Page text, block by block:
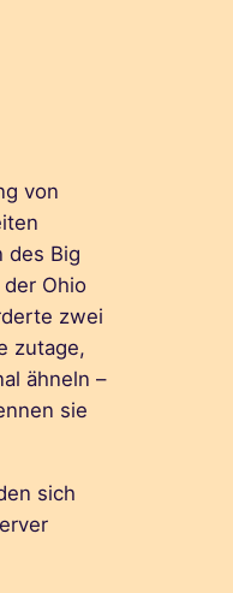
von
des Big
der Ohio
zwei
zutage,
ähneln –
sie
sich